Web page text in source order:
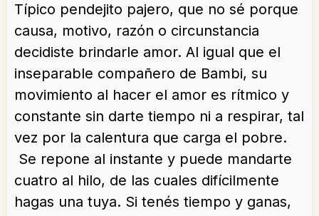
Típico pendejito pajero, que no sé porque
causa, motivo, razón o circunstancia
decidiste brindarle amor. Al igual que el
inseparable compañero de Bambi, su
movimiento al hacer el amor es rítmico y
constante sin darte tiempo ni a respirar, tal
vez por la calentura que carga el pobre.
Se repone al instante y puede mandarte
cuatro al hilo, de las cuales difícilmente
hagas una tuya. Si tenés tiempo y ganas,